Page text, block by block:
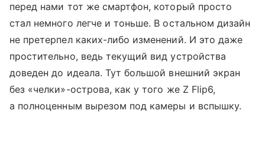
перед нами тот же смартфон, который просто
стал немного легче и тоньше. В остальном дизайн
не претерпел каких-либо изменений. И это даже
простительно, ведь текущий вид устройства
доведен до идеала. Тут большой внешний экран
без «челки»-острова, как у того же Z Flip6,
а полноценным вырезом под камеры и вспышку.